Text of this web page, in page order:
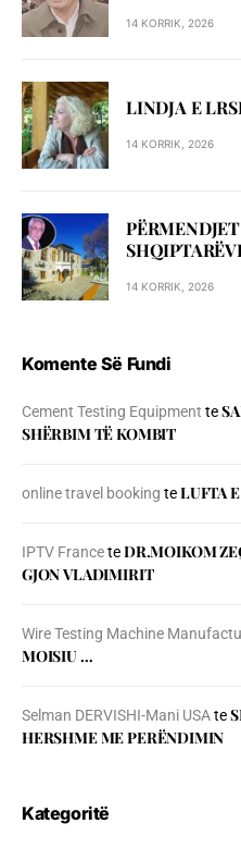
14 KORRIK, 2026
LINDJA E
14 KORRIK, 2026
14 KORRIK, 2026
Komente Së Fundi
Cement Testing Equipment te
SHЁRBIM TЁ KOMBIT
online travel booking teLUFTA
IPTV FranceteDR.MOIKOM
GJON VLADIMIRIT
Wire Testing Machine
MOISIU …
Selman DERVISHI-Mani USAte
HERSHME ME PERËNDIMIN
Kategoritë